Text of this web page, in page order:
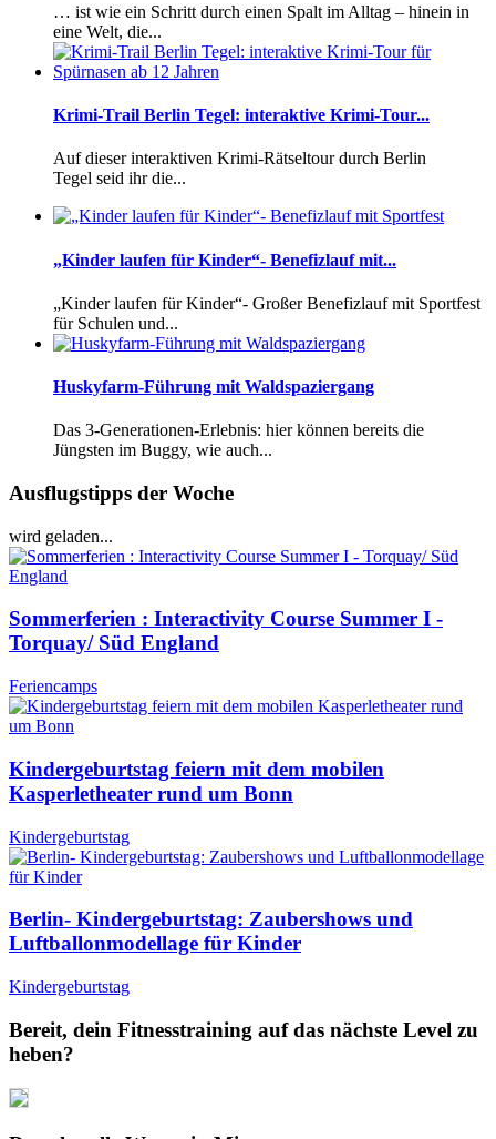
… ist wie ein Schritt durch einen Spalt im Alltag – hinein in
eine Welt, die...
Krimi-Trail Berlin Tegel: interaktive Krimi-Tour...
Auf dieser interaktiven Krimi-Rätseltour durch Berlin
Tegel seid ihr die...
„Kinder laufen für Kinder“- Benefizlauf mit...
„Kinder laufen für Kinder“- Großer Benefizlauf mit Sportfest
für Schulen und...
Huskyfarm-Führung mit Waldspaziergang
Das 3-Generationen-Erlebnis: hier können bereits die
Jüngsten im Buggy, wie auch...
Ausflugstipps der Woche
wird geladen...
Sommerferien : Interactivity Course Summer I -
Torquay/ Süd England
Feriencamps
Kindergeburtstag feiern mit dem mobilen
Kasperletheater rund um Bonn
Kindergeburtstag
Berlin- Kindergeburtstag: Zaubershows und
Luftballonmodellage für Kinder
Kindergeburtstag
Bereit, dein Fitnesstraining auf das nächste Level zu
heben?